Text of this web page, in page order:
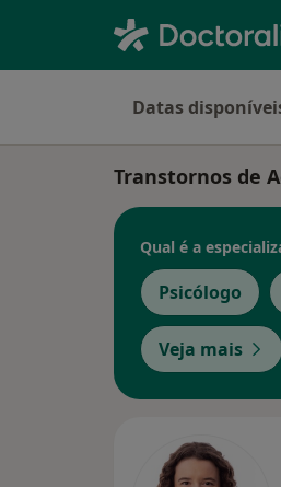
Datas
Transtornos de
Qual é a
Psicólogo
Veja mais